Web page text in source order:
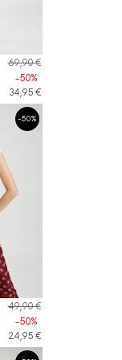
69,90 €
-50%
34,95 €
-50%
49,90 €
-50%
24,95 €